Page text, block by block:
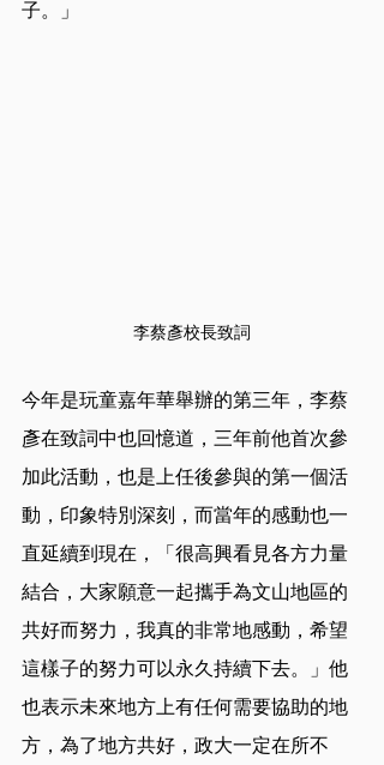
子。」
李蔡彥校長致詞
今年是玩童嘉年華舉辦的第三年，李蔡
彥在致詞中也回憶道，三年前他首次參
加此活動，也是上任後參與的第一個活
動，印象特別深刻，而當年的感動也一
直延續到現在，「很高興看見各方力量
結合，大家願意一起攜手為文山地區的
共好而努力，我真的非常地感動，希望
這樣子的努力可以永久持續下去。」他
也表示未來地方上有任何需要協助的地
方，為了地方共好，政大一定在所不